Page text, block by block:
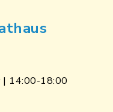
| 14:00-18:00